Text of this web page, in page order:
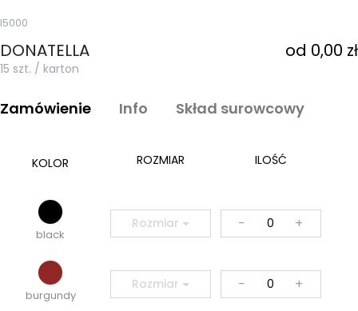
I5000
DONATELLA od 0,00 zł
15 szt. / karton
Zamówienie Info Skład surowcowy
KOLOR ROZMIAR ILOŚĆ
black
Rozmiar - +
burgundy
Rozmiar - +